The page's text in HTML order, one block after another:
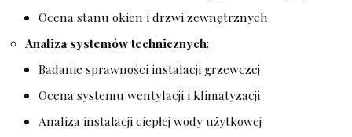
Ocena stanu okien i drzwi zewnętrznych
Analiza systemów technicznych:
Badanie sprawności instalacji grzewczej
Ocena systemu wentylacji i klimatyzacji
Analiza instalacji ciepłej wody użytkowej